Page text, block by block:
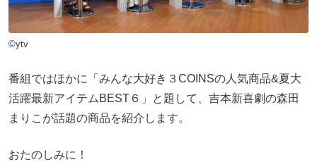
©ytv
番組ではほかに「みんな大好き３COINSの人気商品&夏大
活躍最新アイテムBEST６」と題して、吉本新喜劇の森田
まりこが話題の商品を紹介します。
おたのしみに！